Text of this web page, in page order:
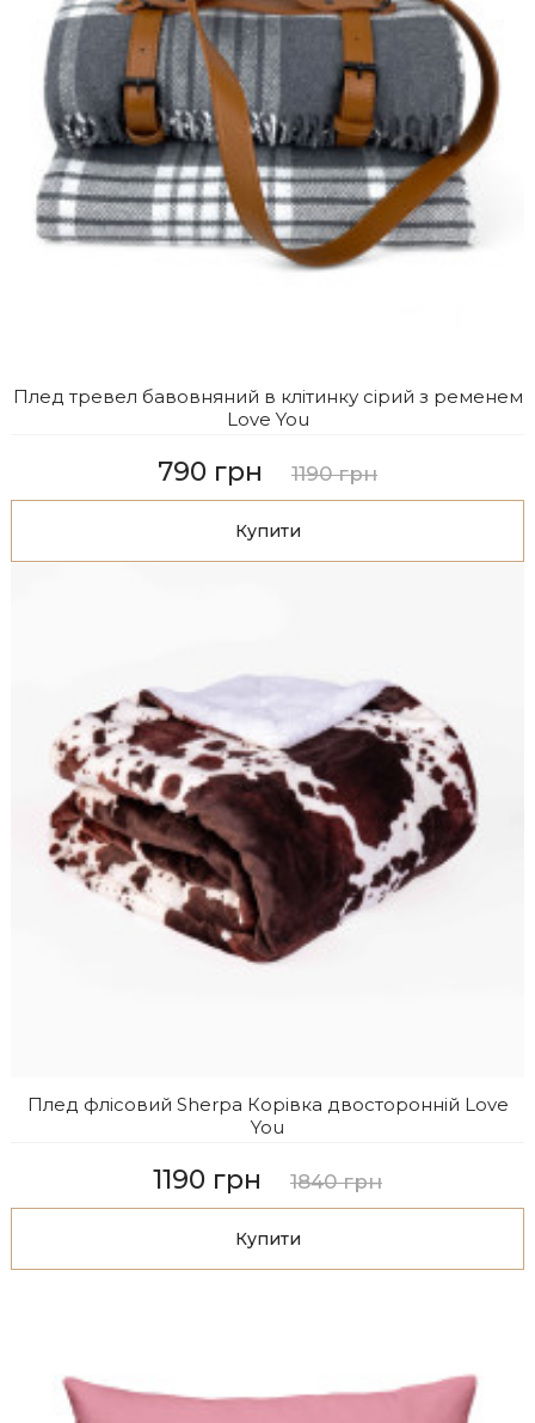
Плед тревел бавовняний в клітинку сірий з ременем
Love You
790 грн 1190 грн
Купити
Плед флісовий Sherpa Корівка двосторонній Love
You
1190 грн 1840 грн
Купити